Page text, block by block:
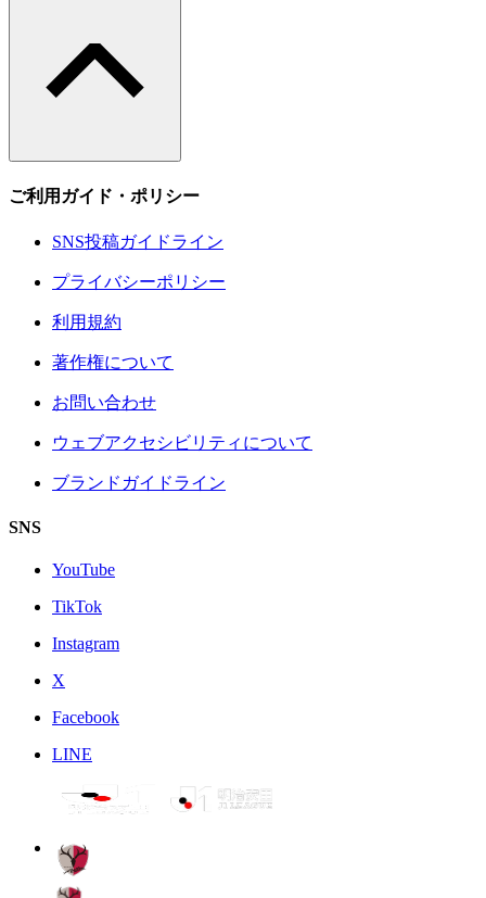
ご利用ガイド・ポリシー
SNS投稿ガイドライン
プライバシーポリシー
利用規約
著作権について
お問い合わせ
ウェブアクセシビリティについて
ブランドガイドライン
SNS
YouTube
TikTok
Instagram
X
Facebook
LINE